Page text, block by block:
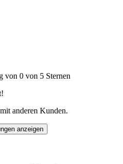
von 0 von 5 Sternen
anderen Kunden.
anzeigen